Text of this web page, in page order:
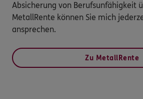
Absicherung von Berufsunfähigkeit
MetallRente können Sie mich
ansprechen.
Zu MetallRente